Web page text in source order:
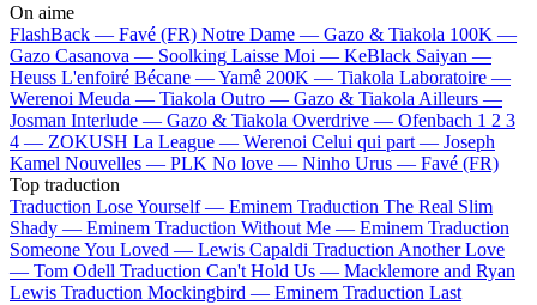
On aime
FlashBack — Favé (FR) Notre Dame — Gazo & Tiakola 100K —
Gazo Casanova — Soolking Laisse Moi — KeBlack Saiyan —
Heuss L'enfoiré Bécane —Yamê 200K — Tiakola Laboratoire —
Werenoi Meuda — Tiakola Outro — Gazo & Tiakola Ailleurs —
Josman Interlude — Gazo & Tiakola Overdrive — Ofenbach 1 2 3
4 — ZOKUSH La League — Werenoi Celui qui part — Joseph
Kamel Nouvelles — PLK No love — Ninho Urus — Favé (FR)
Top traduction
Traduction Lose Yourself — Eminem Traduction The Real Slim
Shady — Eminem Traduction Without Me — Eminem Traduction
Someone You Loved — Lewis Capaldi Traduction Another Love
— Tom Odell Traduction Can't Hold Us — Macklemore and Ryan
Lewis Traduction Mockingbird — Eminem Traduction Last